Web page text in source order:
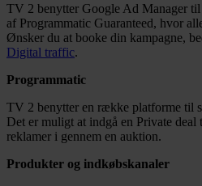
TV 2 benytter Google Ad Manager
af Programmatic Guaranteed, hvor
Ønsker du at booke din kampagne,
Digital traffic.
Programmatic
TV 2 benytter en række platforme til
Det er muligt at indgå en Private
reklamer i gennem en auktion.
Produkter og indkøbskanaler